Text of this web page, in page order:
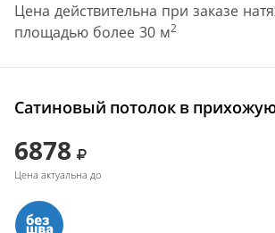
Цена действительна при заказе
площадью более 30 м2
Сатиновый потолок в
6878
Цена актуальна до